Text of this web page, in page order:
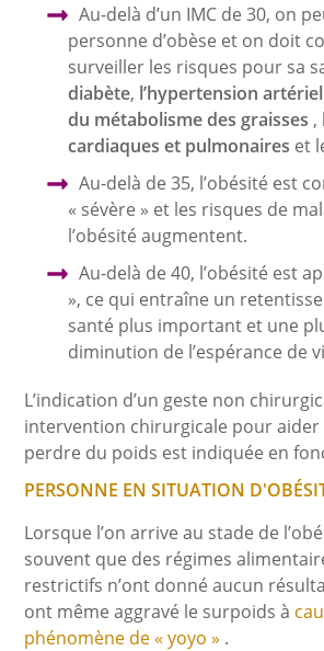
Au-delà d’un IMC de 30, on
personne d’obèse et on doit
surveiller les risques pour sa
diabète, l’hypertension
du métabolisme des graisses ,
cardiaques et pulmonaires et
Au-delà de 35, l’obésité est
« sévère » et les risques de
l’obésité augmentent.
Au-delà de 40, l’obésité est
», ce qui entraîne un
santé plus important et une
diminution de l’espérance de
L’indication d’un geste non
intervention chirurgicale pour aider
perdre du poids est indiquée en
PERSONNE EN SITUATION
Lorsque l’on arrive au stade de
souvent que des régimes
restrictifs n’ont donné aucun
ont même aggravé le surpoids à
phénomène de « yoyo » .